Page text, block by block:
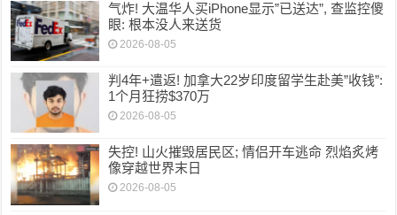
气炸! 大温华人买iPhone显示”已送达”, 查监控傻
眼: 根本没人来送货
2026-08-05
判4年+遣返! 加拿大22岁印度留学生赴美”收钱”:
1个月狂捞$370万
2026-08-05
失控! 山火摧毁居民区; 情侣开车逃命 烈焰炙烤
像穿越世界末日
2026-08-05